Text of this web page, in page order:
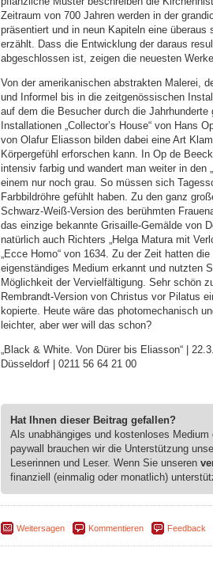
Zeitraum von 700 Jahren werden in der
präsentiert und in neun Kapiteln eine überaus
erzählt. Dass die Entwicklung der daraus
abgeschlossen ist, zeigen die neuesten
Von der amerikanischen abstrakten Malerei,
und Informel bis in die zeitgenössischen
auf dem die Besucher durch die Jahrhunderte
Installationen „Collector’s House“ von Hans
von Olafur Eliasson bilden dabei eine Art
Körpergefühl erforschen kann. In Op de
intensiv farbig und wandert man weiter in den
einem nur noch grau. So müssen sich
Farbbildröhre gefühlt haben. Zu den ganz
Schwarz-Weiß-Version des berühmten
das einzige bekannte Grisaille-Gemälde von
natürlich auch Richters „Helga Matura mit
„Ecce Homo“ von 1634. Zu der Zeit hatten
eigenständiges Medium erkannt und nutzten
Möglichkeit der Vervielfältigung. Sehr schön
Rembrandt-Version von Christus vor Pilatus
kopierte. Heute wäre das photomechanisch
leichter, aber wer will das schon?
„Black & White. Von Dürer bis Eliasson“ |
Düsseldorf | 0211 56 64 21 00
Hat Ihnen dieser Beitrag gefallen?
Als unabhängiges und kostenloses Medium
paywall brauchen wir die Unterstützung
Leserinnen und Leser. Wenn Sie unseren
finanziell (einmalig oder monatlich)
Weitersagen Kommentieren Feedback